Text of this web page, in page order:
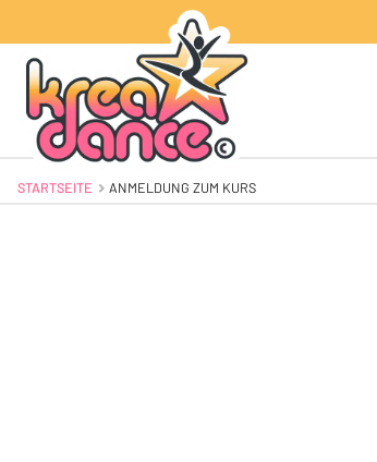
STARTSEITE AKTUELL: ANMELDUNG ZUM KURS
ANMELDUNG ZUM KURS